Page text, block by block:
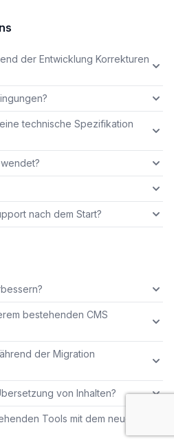
der Entwicklung Korrekturen
technische Spezifikation
nach dem Start?
bestehenden CMS
der Migration
von Inhalten?
Tools mit dem neuen